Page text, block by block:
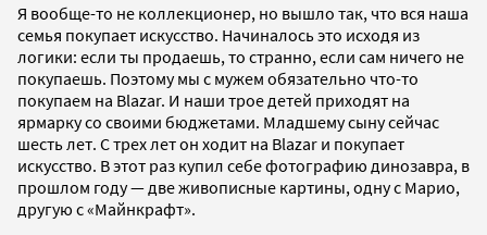
Я вообще-то не коллекционер, но вышло так, что вся наша
семья покупает искусство. Начиналось это исходя из
логики: если ты продаешь, то странно, если сам ничего не
покупаешь. Поэтому мы с мужем обязательно что-то
покупаем на Blazar. И наши трое детей приходят на
ярмарку со своими бюджетами. Младшему сыну сейчас
шесть лет. С трех лет он ходит на Blazar и покупает
искусство. В этот раз купил себе фотографию динозавра, в
прошлом году — две живописные картины, одну с Марио,
другую с «Майнкрафт».